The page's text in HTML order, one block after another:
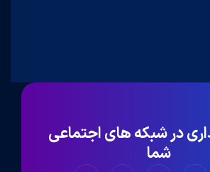
در شبکه های اجتماعی
شما